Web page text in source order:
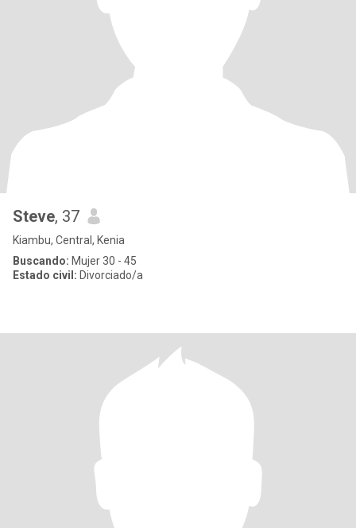
Steve, 37
Kiambu, Central, Kenia
Buscando: Mujer 30 - 45
Estado civil: Divorciado/a